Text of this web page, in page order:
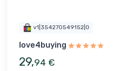
v1|354270549152|0
love4buying
29,94 €